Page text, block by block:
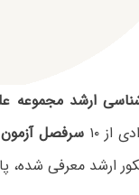
ارشد مجموعه
از ۱۰
سرفصل آزمون
ارشد معرفی شده،